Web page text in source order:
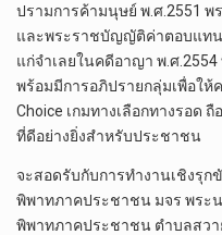
ปรามการค้ามนุษย์ พ.ศ.2551
และพระราชบัญญัติค่าตอบแท
แก่จำเลยในคดีอาญา พ.ศ
พร้อมมีการอภิปรายกลุ่มเพื่อให้
Choice เกมทางเลือกทางรอด
ที่ดีอย่างยิ่งสำหรับประชาชน
จะสอดรับกับการทำงานเชิงรุ
พิพาทภาคประชาชน มจร พระ
พิพาทภาคประชาชน ตำบลสวา